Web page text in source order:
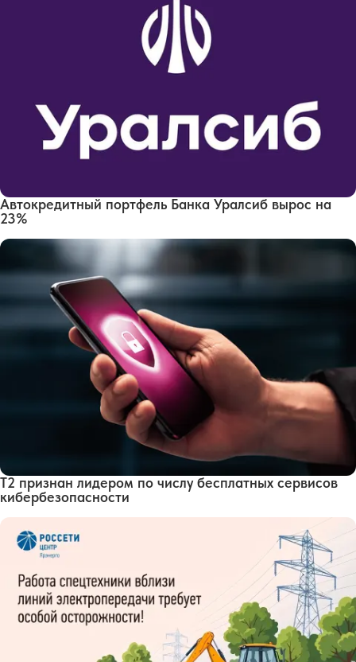
Автокредитный портфель Банка Уралсиб вырос на
23%
Т2 признан лидером по числу бесплатных сервисов
кибербезопасности